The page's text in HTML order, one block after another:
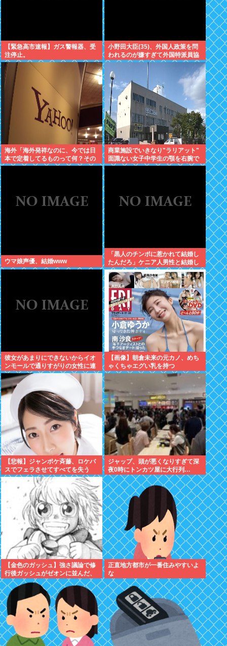
【緊急高市速報】ガス警報器、受
注停止。
小野田大臣(35)、外国人政策を問
われるのが嫌すぎて外国特派員協
会の招待を連続拒否www
海外「海外発祥なのに、今では日
本で定着してるものって何？その
逆も教えて！」（海外の反応）
商業施設でいきなり"ラリアット"
面識ない女子中学生の顎を右腕で
殴打 22歳女性を暴行容疑で逮捕
ウマ娘声優、結婚www
「黒人のチンポに惹かれて結婚し
たんだろ」ケニア人男性と結婚し
た日本人女性（31）に”誹謗中
傷”殺到
彼女があまりにできないからイオ
ンモールで通りすがりの女性に連
絡先書いた紙渡すよ
【画像】朝倉未来の元カノ、めち
ゃくちゃエグい乳を持つ
【悲報】ジャンポケ斉藤、ロケバ
スでフェラさせてすべてを失う
ジャップ、頭が悪くなりすぎて深
夜0時にトンカツ屋に大行列…
【金色のガッシュ】強さ議論で修
行後ガッシュがゼオンに並んだ、
超えてたって意見に納得いかない
んだけど
正直地方都市が一番住みやすいよ
な